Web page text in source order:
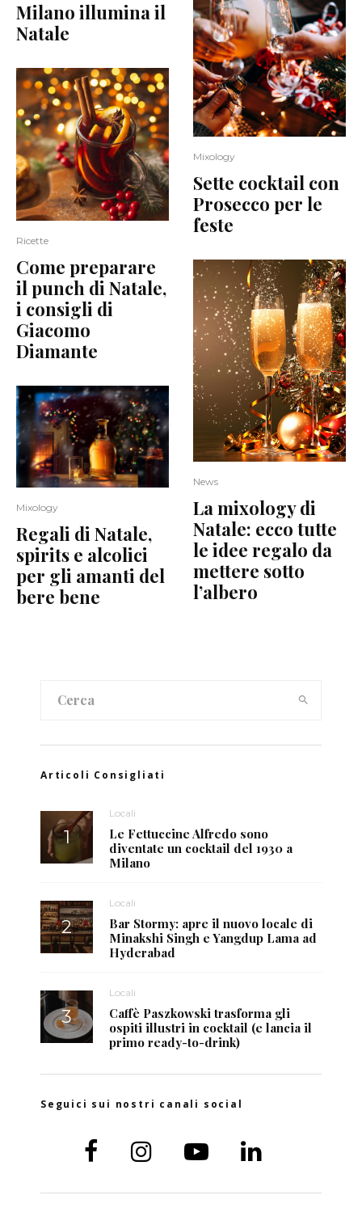
Milano illumina il
Natale
Ricette
Come preparare
il punch di Natale,
i consigli di
Giacomo
Diamante
Mixology
Regali di Natale,
spirits e alcolici
per gli amanti del
bere bene
Mixology
Sette cocktail con
Prosecco per le
feste
News
La mixology di
Natale: ecco tutte
le idee regalo da
mettere sotto
l’albero
Articoli Consigliati
Locali
Le Fettuccine Alfredo sono
diventate un cocktail del 1930 a
Milano
Locali
Bar Stormy: apre il nuovo locale di
Minakshi Singh e Yangdup Lama ad
Hyderabad
Locali
Caffè Paszkowski trasforma gli
ospiti illustri in cocktail (e lancia il
primo ready-to-drink)
Seguici sui nostri canali social